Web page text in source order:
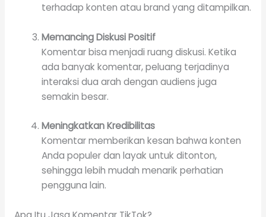
terhadap konten atau brand yang ditampilkan.
Memancing Diskusi Positif
Komentar bisa menjadi ruang diskusi. Ketika
ada banyak komentar, peluang terjadinya
interaksi dua arah dengan audiens juga
semakin besar.
Meningkatkan Kredibilitas
Komentar memberikan kesan bahwa konten
Anda populer dan layak untuk ditonton,
sehingga lebih mudah menarik perhatian
pengguna lain.